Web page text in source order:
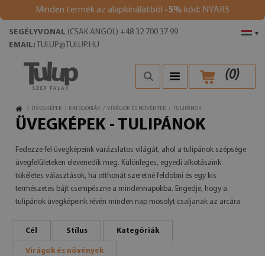
Minden termék az alapkínálatból -5% kód: NYAR5
▾
SEGÉLYVONAL (CSAK ANGOL) +48 32 700 37 99
EMAIL: TULUP@TULUP.HU
(0)
/ ÜVEGKÉPEK / KATEGÓRIÁK / VIRÁGOK ÉS NÖVÉNYEK / TULIPÁNOK
ÜVEGKÉPEK - TULIPÁNOK
Fedezze fel üvegképeink varázslatos világát, ahol a tulipánok szépsége
üvegfelületeken elevenedik meg. Különleges, egyedi alkotásaink
tökéletes választások, ha otthonát szeretné feldobni és egy kis
természetes bájt csempészne a mindennapokba. Engedje, hogy a
tulipánok üvegképeink révén minden nap mosolyt csaljanak az arcára.
Cél Stílus Kategóriák
Virágok és növények